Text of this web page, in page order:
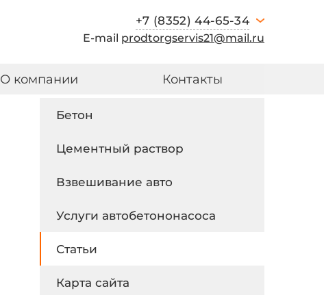
+7 (8352) 44-65-34
E-mail prodtorgservis21@mail.ru
О компании Контакты
Бетон
Цементный раствор
Взвешивание авто
Услуги автобетононасоса
Статьи
Карта сайта